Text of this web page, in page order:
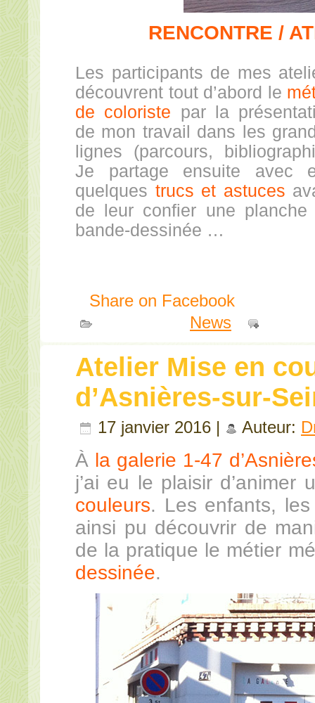
RENCONTRE /
Les participants de mes
découvrent tout d’abord le
de coloriste par la
de mon travail dans les
lignes (parcours,
Je partage ensuite avec
quelques trucs et astuces
de leur confier une planche
bande-dessinée …
Share on Facebook
News
Atelier Mise en
d’Asnières-sur-
17 janvier 2016 | Auteur:
À la galerie 1-47
j’ai eu le plaisir d’animer
couleurs. Les enfants,
ainsi pu découvrir de
de la pratique le métier
dessinée.